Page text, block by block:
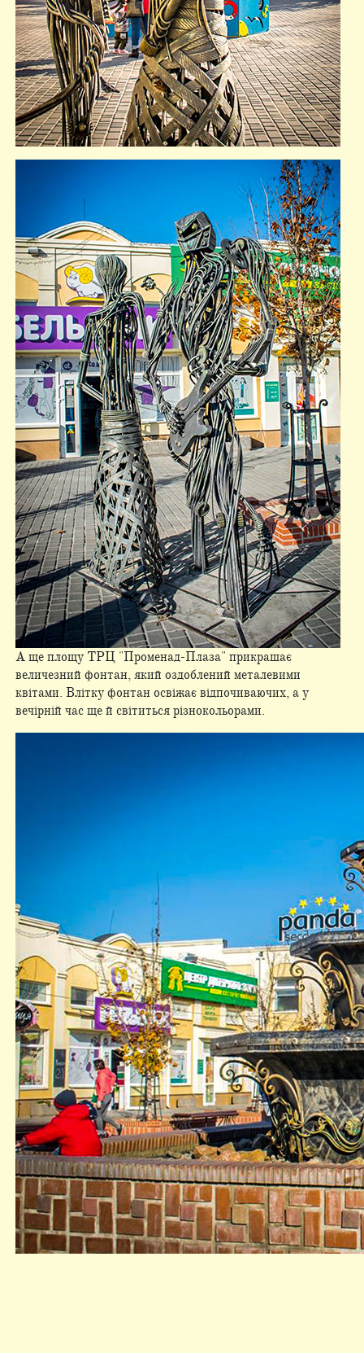
А ще площу ТРЦ "Променад-Плаза" прикрашає
величезний фонтан, який оздоблений металевими
квітами. Влітку фонтан освіжає відпочиваючих, а у
вечірній час ще й світиться різнокольорами.